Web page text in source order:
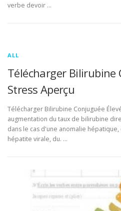
verbe devoir …
ALL
Télécharger Bilirubine
Stress Aperçu
Télécharger Bilirubine Conjuguée
augmentation du taux de bilirubine
dans le cas d'une anomalie
hépatite virale, du. …